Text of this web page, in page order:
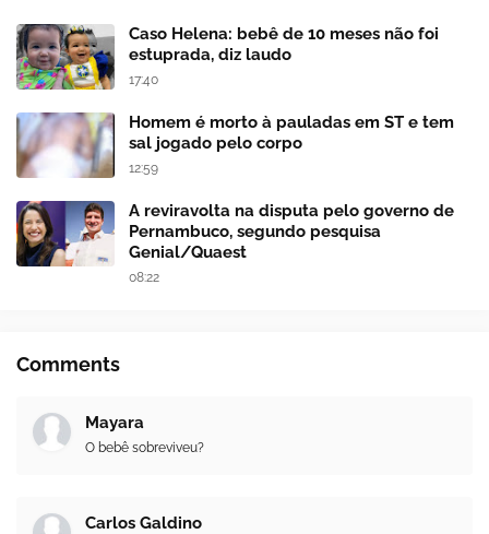
Caso Helena: bebê de 10 meses não foi
estuprada, diz laudo
17:40
Homem é morto à pauladas em ST e tem
sal jogado pelo corpo
12:59
A reviravolta na disputa pelo governo de
Pernambuco, segundo pesquisa
Genial/Quaest
08:22
Comments
Mayara
O bebê sobreviveu?
Carlos Galdino